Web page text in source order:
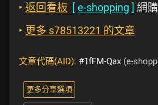
‣ 返回看板 [e-shopping ] 網購
‣ 更多 s78513221 的文章
文章代碼(AID): #1fFM-Qax (e-
更多分享選項